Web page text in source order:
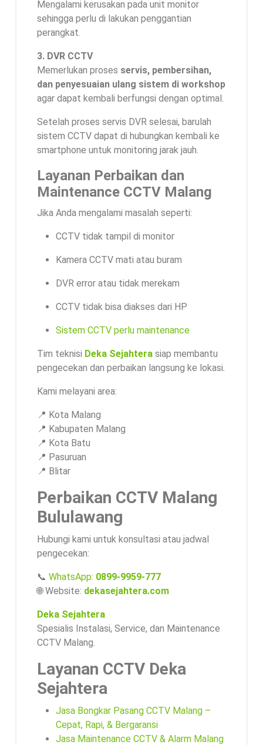
Mengalami kerusakan pada unit monitor
sehingga perlu di lakukan penggantian
perangkat.
3. DVR CCTV
Memerlukan proses servis, pembersihan,
dan penyesuaian ulang sistem di workshop
agar dapat kembali berfungsi dengan optimal.
Setelah proses servis DVR selesai, barulah
sistem CCTV dapat di hubungkan kembali ke
smartphone untuk monitoring jarak jauh.
Layanan Perbaikan dan
Maintenance CCTV Malang
Jika Anda mengalami masalah seperti:
CCTV tidak tampil di monitor
Kamera CCTV mati atau buram
DVR error atau tidak merekam
CCTV tidak bisa diakses dari HP
Sistem CCTV perlu maintenance
Tim teknisi Deka Sejahtera siap membantu
pengecekan dan perbaikan langsung ke lokasi.
Kami melayani area:
📍 Kota Malang
📍 Kabupaten Malang
📍 Kota Batu
📍 Pasuruan
📍 Blitar
Perbaikan CCTV Malang
Bululawang
Hubungi kami untuk konsultasi atau jadwal
pengecekan:
📞 WhatsApp: 0899-9959-777
🌐 Website: dekasejahtera.com
Deka Sejahtera
Spesialis Instalasi, Service, dan Maintenance
CCTV Malang.
Layanan CCTV Deka
Sejahtera
Jasa Bongkar Pasang CCTV Malang –
Cepat, Rapi, & Bergaransi
Jasa Maintenance CCTV & Alarm Malang